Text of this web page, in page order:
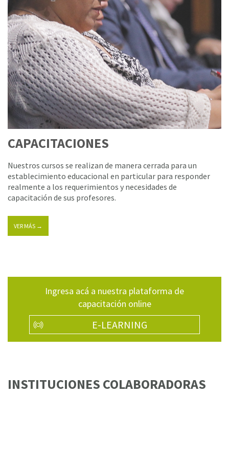
CAPACITACIONES
Nuestros cursos se realizan de manera cerrada para un
establecimiento educacional en particular para responder
realmente a los requerimientos y necesidades de
capacitación de sus profesores.
VER MÁS →
Ingresa acá a nuestra plataforma de
capacitación online
E-LEARNING
INSTITUCIONES COLABORADORAS